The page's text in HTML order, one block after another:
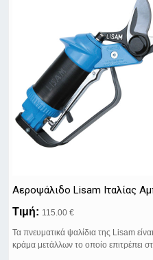
Αεροψάλιδο Lisam Ιταλίας
Τιμή: 115.00 €
Τα πνευματικά ψαλίδια της Lisam
κράμα μετάλλων το οποίο επιτρέπει